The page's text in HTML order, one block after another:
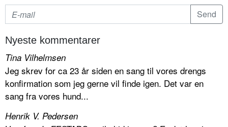
Nyeste kommentarer
Tina Vilhelmsen
Jeg skrev for ca 23 år siden en sang til vores drengs
konfirmation som jeg gerne vil finde igen. Det var en
sang fra vores hund...
Henrik V. Pedersen